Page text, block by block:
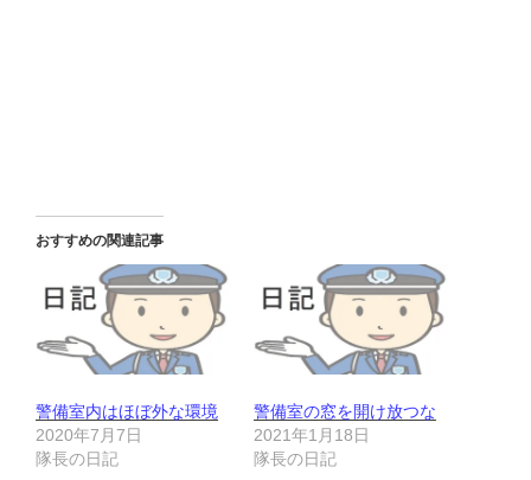
おすすめの関連記事
警備室内はほぼ外な環境
2020年7月7日
隊長の日記
警備室の窓を開け放つな
2021年1月18日
隊長の日記